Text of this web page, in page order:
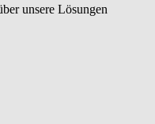
unsere Lösungen